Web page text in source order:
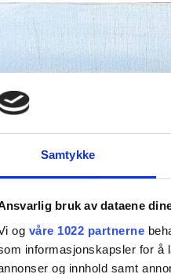
Samtykke
bruk av dataene
og våre 1022 partnerne
informasjonskapsler for å
og innhold samt